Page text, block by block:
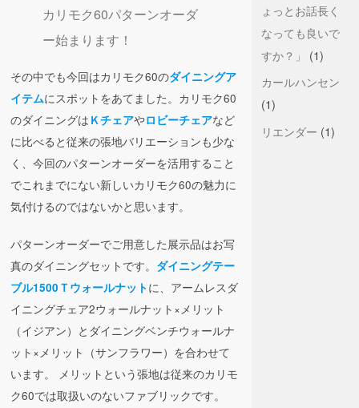
カリモク60パターンオーダ
ー始まります！
その中でも今回はカリモク60のダイニングア
イテムにスポットをあてました。カリモク60
のダイニングは Ｋチェアやロビーチェアなど
に比べると従来の張地バリエーションも少な
く、今回のパターンオーダーを活用すること
でこれまでにない新しいカリモク60の魅力に
気付けるのではないかと思います。
パターンオーダーでご用意した展示品はお写
真のダイニングセットです。 ダイニングテー
ブル1500Ｔウォールナットに、アームレスダ
イニングチェア2ウォールナット×メリット
（イジアン）とダイニングベンチウォールナ
ット×メリット（サンフラワー）を合わせて
います。 メリットという張地は従来のカリモ
ク60では取扱いのないファブリックです。
ょっとお話長く
なっても良いで
すか？」
(1)
カールハンセン
(1)
リエンダー (1)